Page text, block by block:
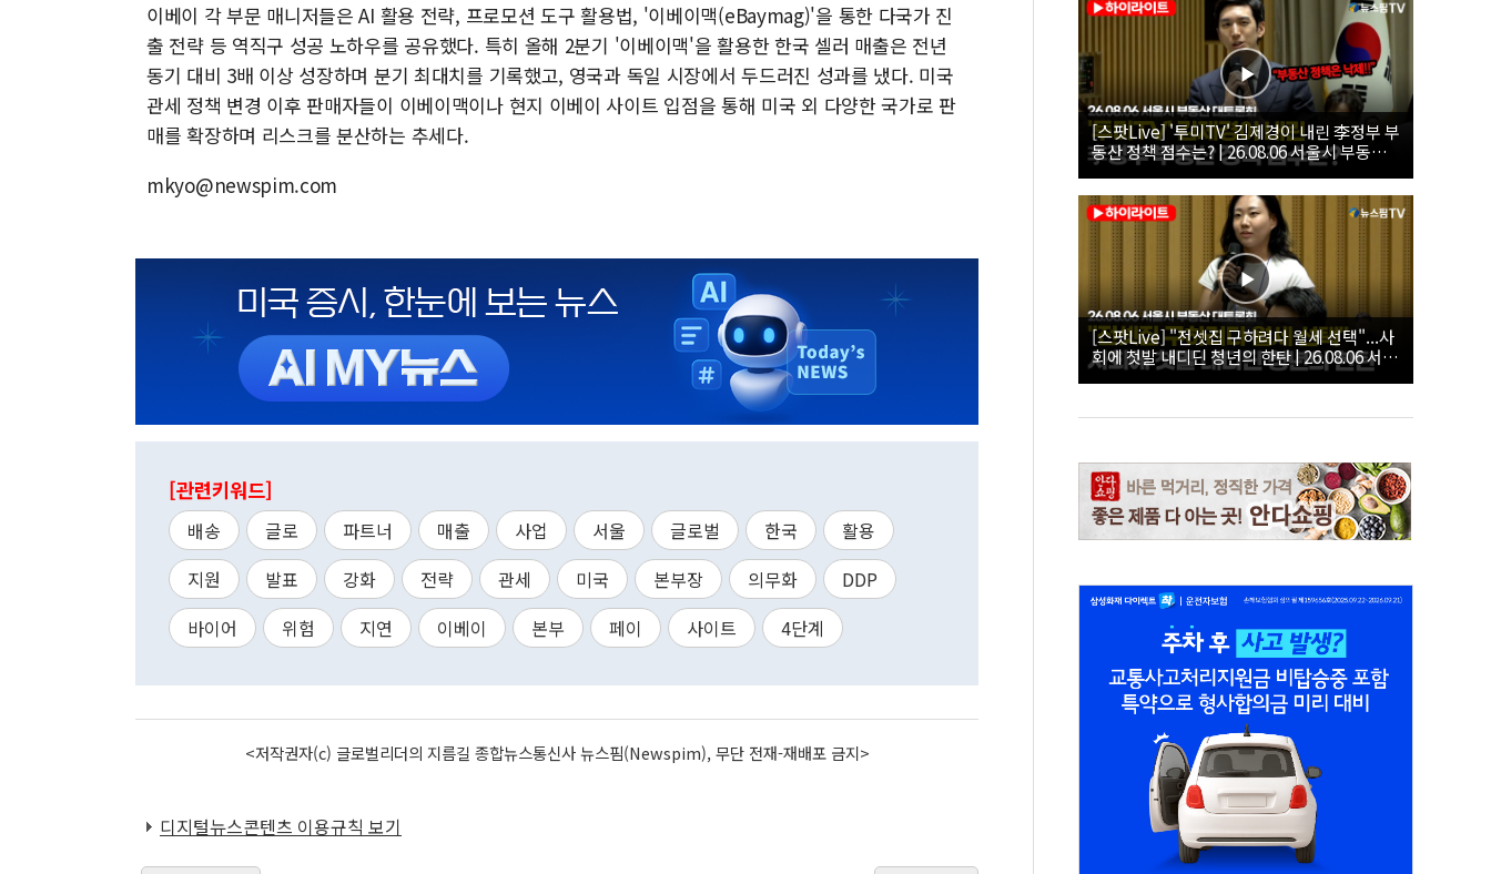
이베이 각 부문 매니저들은 AI 활용 전략, 프로모션 도구 활용법, '이베이맥(eBaymag)'을 통한 다국가 진
출 전략 등 역직구 성공 노하우를 공유했다. 특히 올해 2분기 '이베이맥'을 활용한 한국 셀러 매출은 전년
동기 대비 3배 이상 성장하며 분기 최대치를 기록했고, 영국과 독일 시장에서 두드러진 성과를 냈다. 미국
관세 정책 변경 이후 판매자들이 이베이맥이나 현지 이베이 사이트 입점을 통해 미국 외 다양한 국가로 판
매를 확장하며 리스크를 분산하는 추세다.
mkyo@newspim.com
[관련키워드]
배송 글로 파트너 매출 사업 서울 글로벌 한국
활용
지원
발표 강화 전략 관세 미국 본부장 의무화
DDP
바이어
위험 지연 이베이 본부 페이 사이트 4단계
<저작권자(c) 글로벌리더의 지름길 종합뉴스통신사 뉴스핌(Newspim), 무단 전재-재배포 금지>
디지털뉴스콘텐츠 이용규칙 보기
[스팟Live] '투미TV' 김제경이 내린 李정부 부
동산 정책 점수는? | 26.08.06 서울시 부동산
대토론회
[스팟Live] "전셋집 구하려다 월세 선택"...사
회에 첫발 내디딘 청년의 한탄 | 26.08.06 서울
시 부동산 대토론회